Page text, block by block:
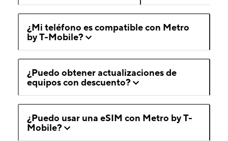
¿Mi teléfono es compatible con Metro
by T-Mobile?
¿Puedo obtener actualizaciones de
equipos con descuento?
¿Puedo usar una eSIM con Metro by T-
Mobile?